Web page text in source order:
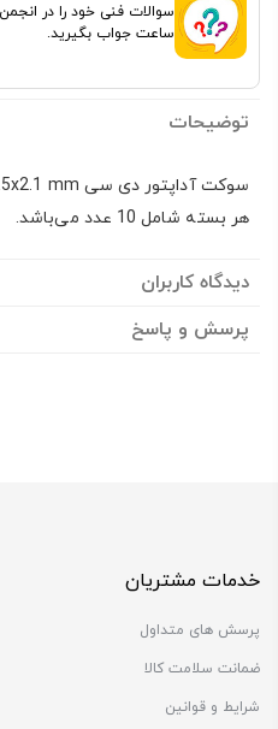
ساعت جواب بگیرید.
توضیحات
سوکت آداپتور دی سی 5.5x2.1 mm دو پین
هر بسته شامل 10 عدد می‌باشد.
دیدگاه کاربران
پرسش و پاسخ
خدمات مشتریان
پرسش های متداول
ضمانت سلامت کالا
شرایط و قوانین